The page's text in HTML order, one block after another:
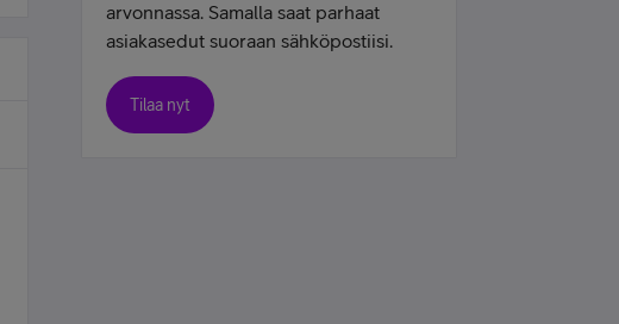
arvonnassa. Samalla saat parhaat
asiakasedut suoraan sähköpostiisi.
Tilaa nyt